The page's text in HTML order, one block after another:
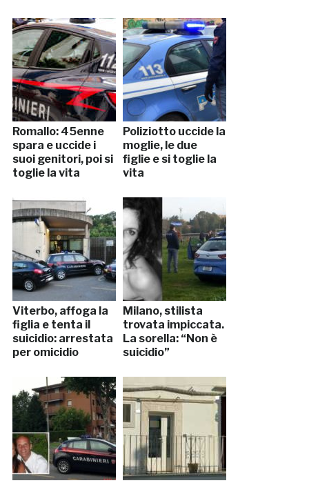
Romallo: 45enne
spara e uccide i
suoi genitori, poi si
toglie la vita
Poliziotto uccide la
moglie, le due
figlie e si toglie la
vita
Viterbo, affoga la
figlia e tenta il
suicidio: arrestata
per omicidio
Milano, stilista
trovata impiccata.
La sorella: “Non è
suicidio”